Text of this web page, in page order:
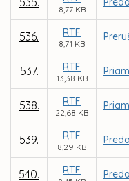
8,77 KB
536. RTF
8,71 KB
537. RTF
13,38 KB
538. RTF
22,68 KB
539. RTF
8,29 KB
540. RTF